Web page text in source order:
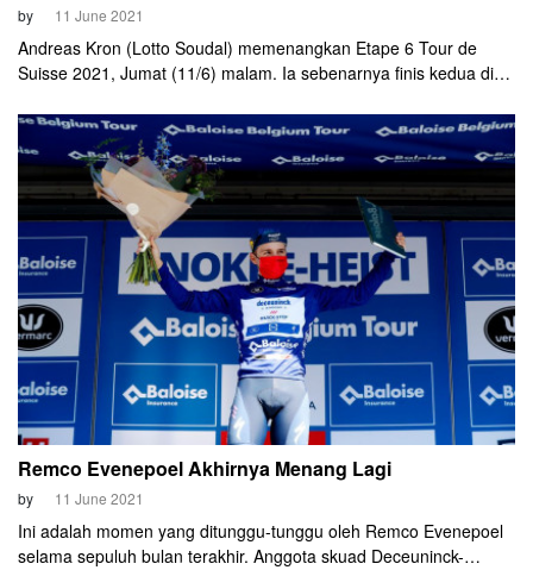
by 11 June 2021
Andreas Kron (Lotto Soudal) memenangkan Etape 6 Tour de
Suisse 2021, Jumat (11/6) malam. Ia sebenarnya finis kedua di
pembalap asal Portugal itu dibatalkan karena sprint yang tidak
teratur menjelang finis.
Remco Evenepoel Akhirnya Menang Lagi
by 11 June 2021
Ini adalah momen yang ditunggu-tunggu oleh Remco Evenepoel
selama sepuluh bulan terakhir. Anggota skuad Deceuninck-